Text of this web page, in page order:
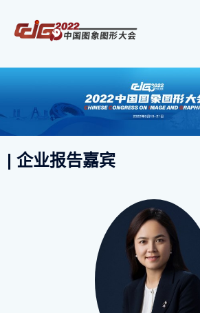
| 企业报告嘉宾